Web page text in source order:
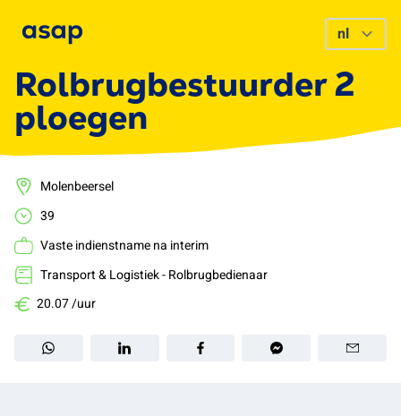
Rolbrugbestuurder 2
ploegen
Molenbeersel
39
Vaste indienstname na interim
Transport & Logistiek - Rolbrugbedienaar
20.07 /uur